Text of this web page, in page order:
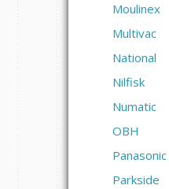
Moulinex
Multivac
National
Nilfisk
Numatic
OBH
Panasonic
Parkside